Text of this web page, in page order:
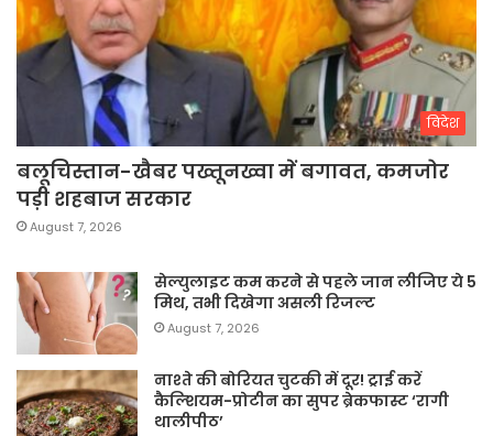
विदेश
बलूचिस्तान-खैबर पख्तूनख्वा में बगावत, कमजोर
पड़ी शहबाज सरकार
August 7, 2026
सेल्युलाइट कम करने से पहले जान लीजिए ये 5
मिथ, तभी दिखेगा असली रिजल्ट
August 7, 2026
नाश्ते की बोरियत चुटकी में दूर! ट्राई करें
कैल्शियम-प्रोटीन का सुपर ब्रेकफास्ट ‘रागी
थालीपीठ’